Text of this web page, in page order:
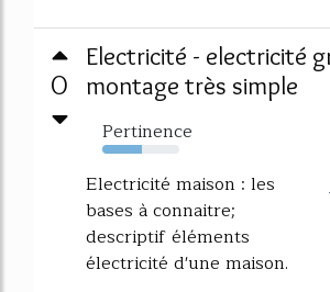
0
Electricité - electricité
montage très simple
Pertinence
51%
Electricité maison : les
bases à connaitre;
descriptif éléments
électricité d'une maison.